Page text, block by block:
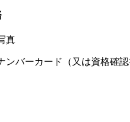
ンバーカード（又は資格確